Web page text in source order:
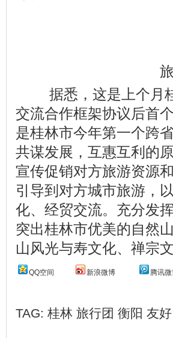
据悉，这是上个月
交流合作框架协议后首
是桂林市今年第一个跨
共谋发展，互惠互利的
宣传促销对方旅游资源
引导到对方城市旅游，
化、经贸交流。充分发
突出桂林市优美的自然
山风光与寿文化、禅宗
QQ空间 新浪微博 腾讯
TAG: 桂林 旅行团 衡阳 友好